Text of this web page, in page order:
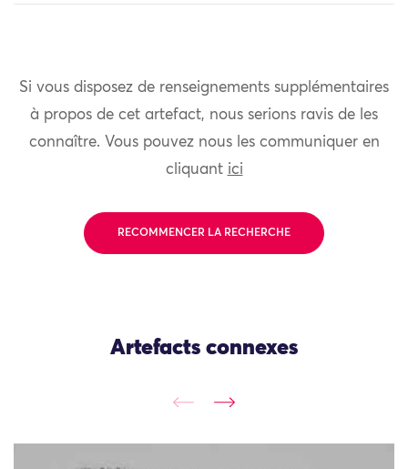
Si vous disposez de renseignements supplémentaires
à propos de cet artefact, nous serions ravis de les
connaître. Vous pouvez nous les communiquer en
cliquant ici
RECOMMENCER LA RECHERCHE
Artefacts connexes